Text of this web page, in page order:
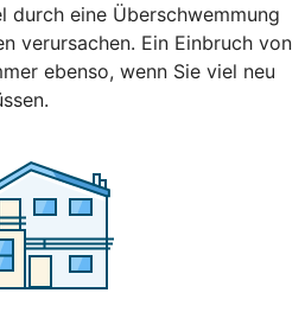
durch eine Überschwemmung
verursachen. Ein Einbruch von
ebenso, wenn Sie viel neu